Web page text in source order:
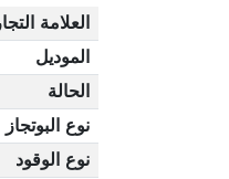
العلامة
الموديل
الحالة
نوع البوتجاز
نوع الوقود